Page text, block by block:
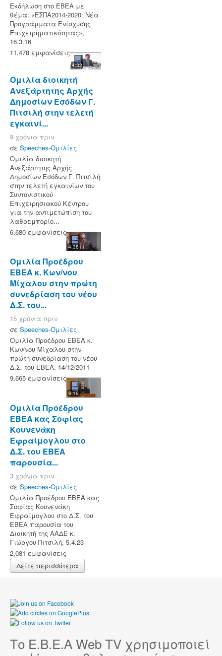
Εκδήλωση στο ΕΒΕΑ με
θέμα: «ΕΣΠΑ2014-2020: Νέα
Προγράμματα Ενίσχυσης
Επιχειρηματικότητας»,
16.3.16
11,478 εμφανίσεις
4:32
Ομιλία διοικητή
Ανεξάρτητης Αρχής
Δημοσίων Εσόδων Γ.
Πιτσιλή στην τελετή
εγκαινί...
9 χρόνια πριν
σε Speeches-Ομιλίες
Ομιλία διοικητή
Ανεξάρτητης Αρχής
Δημοσίων Εσόδων Γ. Πιτσιλή
στην τελετή εγκαινίων του
Συντονιστικού
Επιχειρησιακού Κέντρου
για την αντιμετώπιση του
λαθρεμπορίο...
6,680 εμφανίσεις
4:38
Ομιλία Προέδρου
ΕΒΕΑ κ. Κων/νου
Μίχαλου στην πρώτη
συνεδρίαση του νέου
Δ.Σ. του...
15 χρόνια πριν
σε Speeches-Ομιλίες
Ομιλία Προέδρου ΕΒΕΑ κ.
Κων/νου Μίχαλου στην
πρώτη συνεδρίαση του νέου
Δ.Σ. του ΕΒΕΑ, 14/12/2011
9,665 εμφανίσεις
6:19
Ομιλία Προέδρου
ΕΒΕΑ κας Σοφίας
Κουνενάκη
Εφραίμογλου στο
Δ.Σ. του ΕΒΕΑ
παρουσία...
3 χρόνια πριν
σε Speeches-Ομιλίες
Ομιλία Προέδρου ΕΒΕΑ κας
Σοφίας Κουνενάκη
Εφραίμογλου στο Δ.Σ. του
ΕΒΕΑ παρουσία του
Διοικητή της ΑΑΔΕ κ.
Γιώργου Πιτσιλή, 5.4.23
2,081 εμφανίσεις
Δείτε περισσότερα
Το Ε.Β.Ε.Α Web TV χρησιμοποιεί